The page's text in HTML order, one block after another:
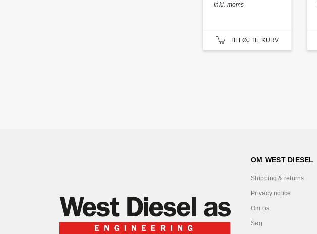
inkl. moms
TILFØJ TIL KURV
OM WEST DIESEL
Shipping & returns
Privacy notice
Om os
Søg